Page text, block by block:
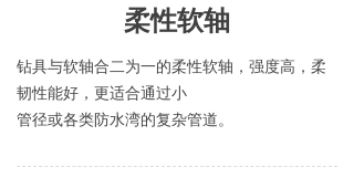
柔性软轴
钻具与软轴合二为一的柔性软轴，强度高，柔
韧性能好，更适合通过小
管径或各类防水湾的复杂管道。